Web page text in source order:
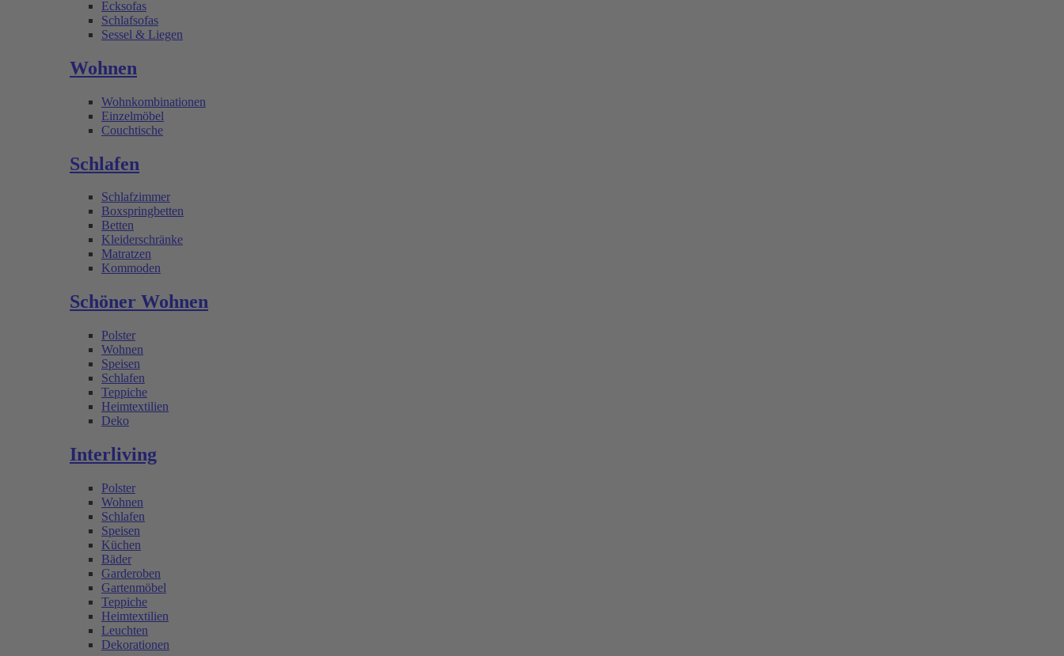
Ecksofas
Schlafsofas
Sessel & Liegen
Wohnen
Wohnkombinationen
Einzelmöbel
Couchtische
Schlafen
Schlafzimmer
Boxspringbetten
Betten
Kleiderschränke
Matratzen
Kommoden
Schöner Wohnen
Polster
Wohnen
Speisen
Schlafen
Teppiche
Heimtextilien
Deko
Interliving
Polster
Wohnen
Schlafen
Speisen
Küchen
Bäder
Garderoben
Gartenmöbel
Teppiche
Heimtextilien
Leuchten
Dekorationen